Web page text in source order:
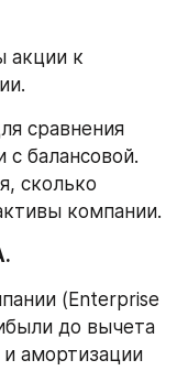
акции к
сравнения
балансовой.
сколько
компании.
(Enterprise
до вычета
амортизации